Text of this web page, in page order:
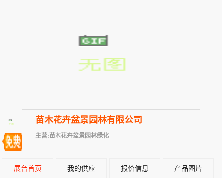
苗木花卉盆景园林有限公司
主营:苗木花卉盆景园林绿化
展台首页 我的供应 报价信息 产品图片